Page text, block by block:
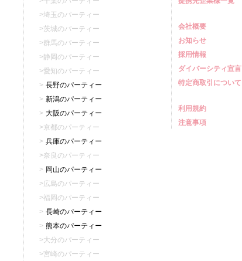
埼玉のパーティー
茨城のパーティー
群馬のパーティー
静岡のパーティー
愛知のパーティー
長野のパーティー
新潟のパーティー
大阪のパーティー
京都のパーティー
兵庫のパーティー
奈良のパーティー
岡山のパーティー
広島のパーティー
福岡のパーティー
長崎のパーティー
熊本のパーティー
大分のパーティー
宮崎のパーティー
会社概要
お知らせ
採用情報
ダイバーシティ宣言
特定商取引について
利用規約
注意事項